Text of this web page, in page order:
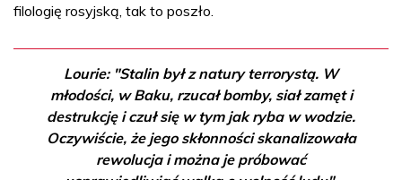
filologię rosyjską, tak to poszło.
Lourie: "Stalin był z natury terrorystą. W
młodości, w Baku, rzucał bomby, siał zamęt i
destrukcję i czuł się w tym jak ryba w wodzie.
Oczywiście, że jego skłonności skanalizowała
rewolucja i można je próbować